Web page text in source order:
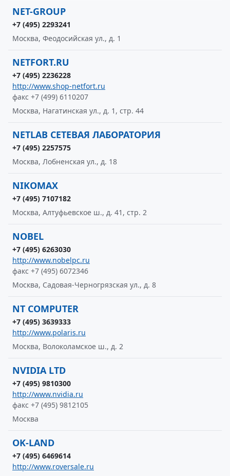
NET-GROUP
+7 (495) 2293241
Москва, Феодосийская ул., д. 1
NETFORT.RU
+7 (495) 2236228
http://www.shop-netfort.ru
факс +7 (499) 6110207
Москва, Нагатинская ул., д. 1, стр. 44
NETLAB СЕТЕВАЯ ЛАБОРАТОРИЯ
+7 (495) 2257575
Москва, Лобненская ул., д. 18
NIKOMAX
+7 (495) 7107182
Москва, Алтуфьевское ш., д. 41, стр. 2
NOBEL
+7 (495) 6263030
http://www.nobelpc.ru
факс +7 (495) 6072346
Москва, Садовая-Черногрязская ул., д. 8
NT COMPUTER
+7 (495) 3639333
http://www.polaris.ru
Москва, Волоколамское ш., д. 2
NVIDIA LTD
+7 (495) 9810300
http://www.nvidia.ru
факс +7 (495) 9812105
Москва
OK-LAND
+7 (495) 6469614
http://www.roversale.ru